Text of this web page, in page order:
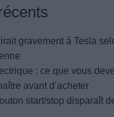
gravement à Tesla
: ce que vous
avant d’acheter
start/stop disparaît